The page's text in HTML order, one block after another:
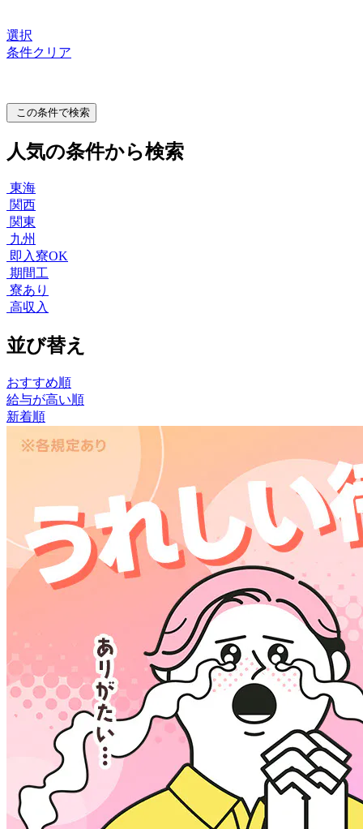
選択
条件クリア
この条件で検索
人気の条件から検索
東海
関西
関東
九州
即入寮OK
期間工
寮あり
高収入
並び替え
おすすめ順
給与が高い順
新着順